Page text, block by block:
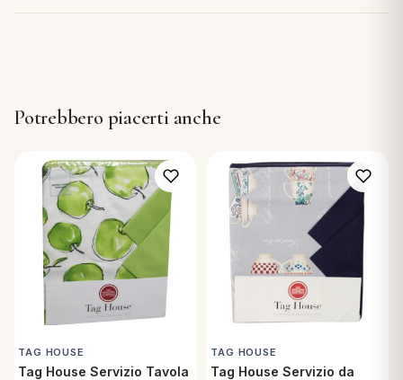
Potrebbero piacerti anche
TAG HOUSE
Tag House Servizio Tavola
TAG HOUSE
Tag House Servizio da